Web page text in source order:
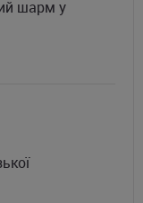
шарм у